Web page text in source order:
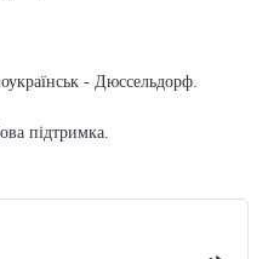
- Дюссельдорф.
підтримка.